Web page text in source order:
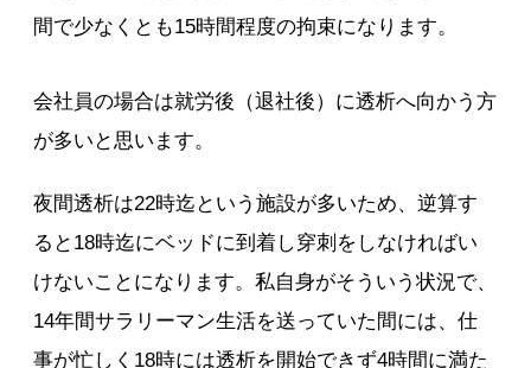
間で少なくとも15時間程度の拘束になります。
会社員の場合は就労後（退社後）に透析へ向かう方
が多いと思います。
夜間透析は22時迄という施設が多いため、逆算す
ると18時迄にベッドに到着し穿刺をしなければい
けないことになります。私自身がそういう状況で、
14年間サラリーマン生活を送っていた間には、仕
事が忙しく18時には透析を開始できず4時間に満た